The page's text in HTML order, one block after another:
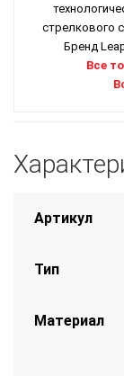
стрелкового
Бренд
Все
Артикул
Тип
Материал